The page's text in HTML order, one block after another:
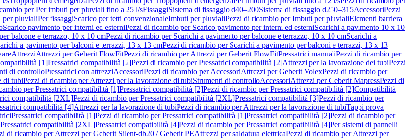
per Per imbuti per pluviali fino a 25 l/sFissaggiSistema di fissaggio d40–200Sistema di fissaggio d250–315AccessoriPezzi
per pluvialiPer fissaggiScarico per tetti convenzionaleImbuti per pluvialiPezzi di ricambio per Imbuti per pluvialiElementi barriera
Scarico pavimento per interni ed esterniPezzi di ricambio per Scarico pavimento per interni ed esterniScarichi a pavimento 10 x 10
balcone e terrazzo, 10 x 10 cmPezzi di ricambio per Scarichi a pavimento per balcone e terrazzo, 10 x 10 cmScarichi a
a pavimento per balconi e terrazzi, 13 x 13 cmPezzi di ricambio per Scarichi a pavimento per balconi e terrazzi, 13 x 13
AttrezziAttrezzi per Geberit FlowFitPezzi di ricambio per Attrezzi per Geberit FlowFitPressatrici manualiPezzi di ricambio per
[1]Pressatrici compatibilità [2]Pezzi di ricambio per Pressatrici compatibilità [2]Attrezzi per la lavorazione dei tubiPezzi
di controlloPressatrici con attrezziAccessoriPezzi di ricambio per AccessoriAttrezzi per Geberit VolexPezzi di ricambio per
di tubiPezzi di ricambio per Attrezzi per la lavorazione di tubiStrumenti di controlloAccessoriAttrezzi per Geberit MapressPezzi di
per Pressatrici compatibilità [1]Pressatrici compatibilità [2]Pezzi di ricambio per Pressatrici compatibilità [2]Compatibilità
compatibilità [2XL]Pezzi di ricambio per Pressatrici compatibilità [2XL]Pressatrici compatibilità [3]Pezzi di ricambio per
compatibilità [4]Attrezzi per la lavorazione di tubiPezzi di ricambio per Attrezzi per la lavorazione di tubiTappi prova
Pressatrici compatibilità [1]Pezzi di ricambio per Pressatrici compatibilità [1]Pressatrici compatibilità [2]Pezzi di ricambio per
compatibilità [2XL]Pressatrici compatibilità [4]Pezzi di ricambio per Pressatrici compatibilità [4]Per sistemi di pannelli
di ricambio per Attrezzi per Geberit Silent-db20 / Geberit PEAttrezzi per saldatura elettricaPezzi di ricambio per Attrezzi per